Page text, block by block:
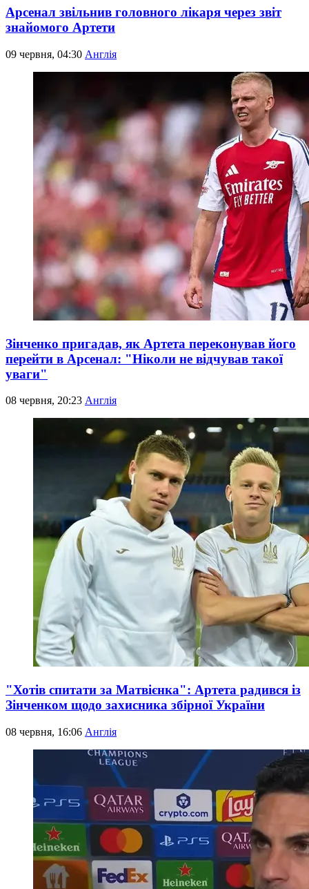
Арсенал звільнив головного лікаря через звіт
знайомого Артети
09 червня, 04:30 Англія
Зінченко пригадав, як Артета переконував його
перейти в Арсенал: "Ніколи не відчував такої
уваги"
08 червня, 20:23 Англія
"Хотів спитати за Матвієнка": Артета радився із
Зінченком щодо захисника збірної України
08 червня, 16:06 Англія